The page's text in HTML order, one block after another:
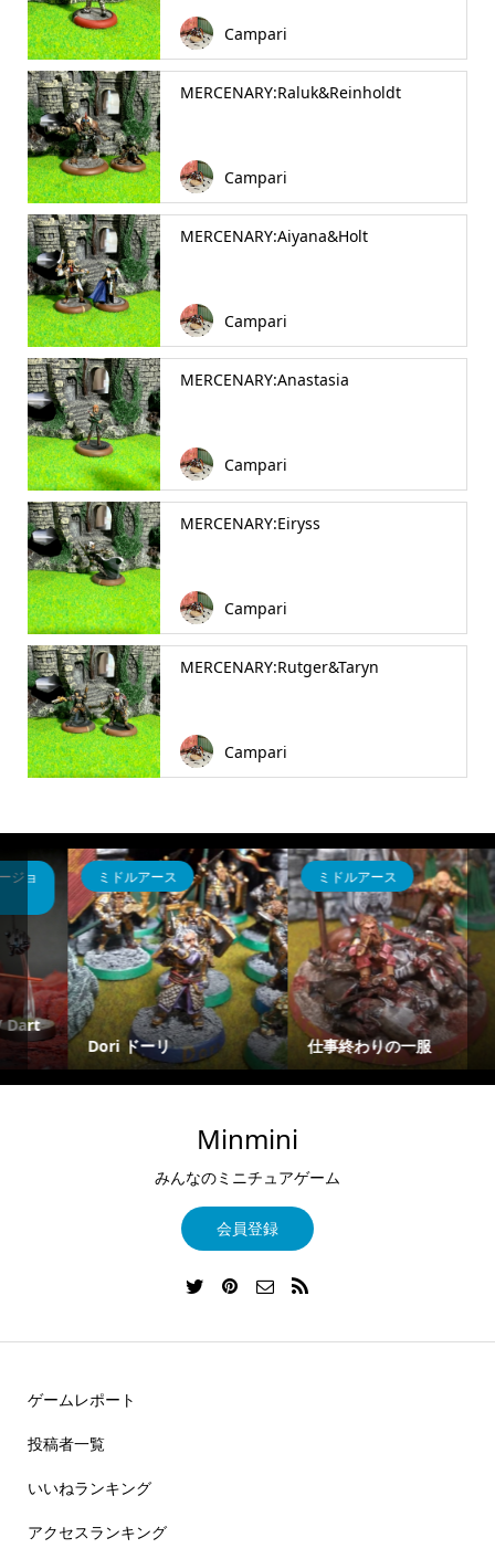
Campari
MERCENARY:Raluk&Reinholdt
Campari
MERCENARY:Aiyana&Holt
Campari
MERCENARY:Anastasia
Campari
MERCENARY:Eiryss
Campari
MERCENARY:Rutger&Taryn
Campari
ミドルアース
仕事終わりの一服
エイジ・オブ・シグマー
グルザック アイアンス
カル
Minmini
みんなのミニチュアゲーム
会員登録
ゲームレポート
投稿者一覧
いいねランキング
アクセスランキング